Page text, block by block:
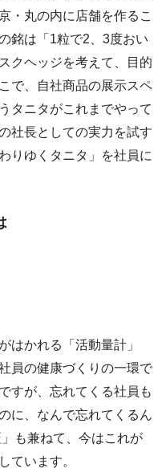
・丸の内に店舗を作るこ
銘は「1粒で2、3度おい
クヘッジを考えて、目的
で、自社商品の展示スペ
タニタがこれまでやって
社長としての実力を試す
りゆくタニタ」を社員に
はかれる「活動量計」
員の健康づくりの一環で
すが、忘れてくる社員も
に、なんで忘れてくるん
も兼ねて、今はこれが
ています。